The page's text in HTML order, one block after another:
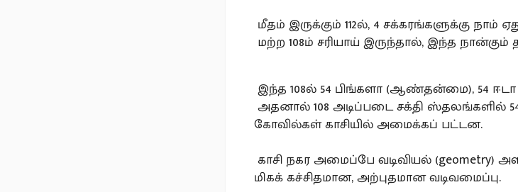
மீதம் இருக்கும் 112ல், 4 சக்கரங்களுக்கு நாம்
மற்ற 108ம் சரியாய் இருந்தால், இந்த நான்கும்
இந்த 108ல் 54 பிங்களா (ஆண்தன்மை), 54
அதனால் 108 அடிப்படை சக்தி ஸ்தலங்களில்
கோவில்கள் காசியில் அமைக்கப் பட்டன.
காசி நகர அமைப்பே வடிவியல் (geometry)
மிகக் கச்சிதமான, அற்புதமான வடிவமைப்பு.